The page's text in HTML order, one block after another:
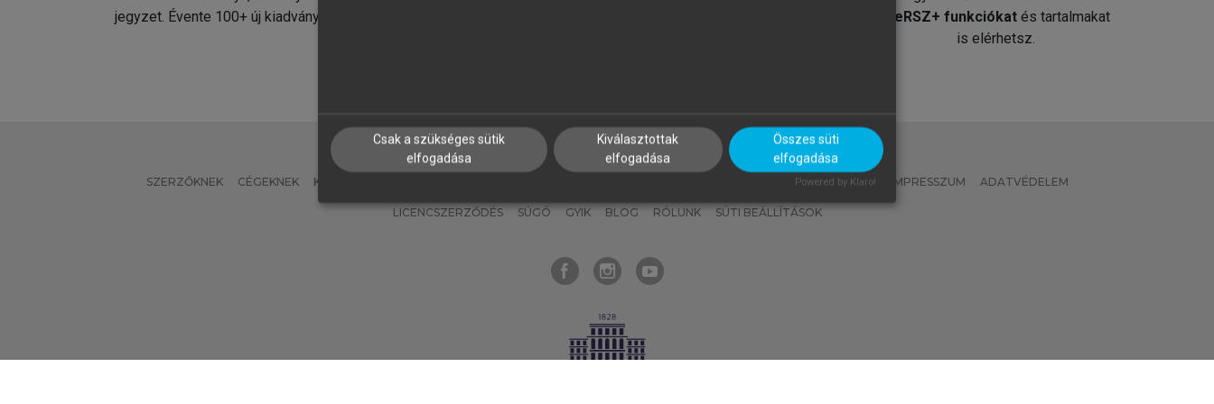
jegyzet. Évente 100+ új kiadvány.
MeRSZ+ funkciókat és tartalmakat
is elérhetsz.
SZERZŐKNEK CÉGEKNEK KÖNYVTÁROSOKNAK MI – ÁLTALÁNOS IRÁNYELVEK IMPRESSZUM ADATVÉDELEM
LICENCSZERZŐDÉS SÚGÓ GYIK BLOG RÓLUNK SÜTI BEÁLLÍTÁSOK
Csak a szükséges sütik
elfogadása
Kiválasztottak
elfogadása
Összes süti
elfogadása
Powered by Klaro!